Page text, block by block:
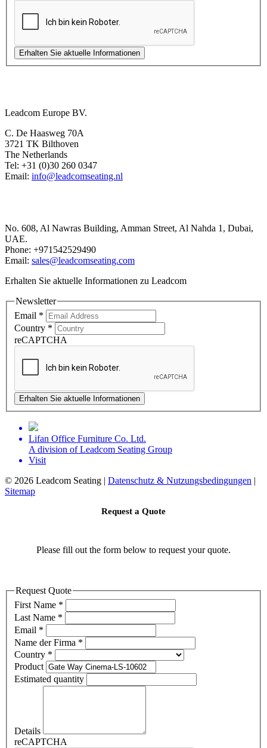
Erhalten Sie aktuelle Informationen
Leadcom Europe BV.
C. De Haasweg 70A
3721 TK Bilthoven
The Netherlands
Tel: +31 (0)30 260 0347
Email: info@leadcomseating.nl
No. 608, Al Nawras Building, Amman Street, Al Nahda 1, Dubai,
UAE.
Phone: +971542529490
Email: sales@leadcomseating.com
Erhalten Sie aktuelle Informationen zu Leadcom
Newsletter
Email *
Country *
reCAPTCHA
Erhalten Sie aktuelle Informationen
Lifan Office Furniture Co. Ltd.
A division of Leadcom Seating Group
Visit
© 2026 Leadcom Seating | Datenschutz & Nutzungsbedingungen |
Sitemap
Request a Quote
Please fill out the form below to request your quote.
Request Quote
First Name *
Last Name *
Email *
Name der Firma *
Country *
Product
Estimated quantity
Details
reCAPTCHA